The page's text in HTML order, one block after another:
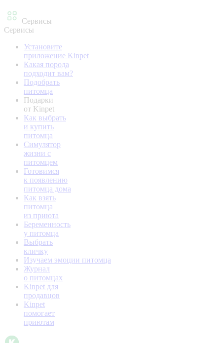
Сервисы
Сервисы
Установите
приложение Kinpet
Какая порода
подходит вам?
Подобрать
питомца
Подарки
от Kinpet
Как выбрать
и купить
питомца
Симулятор
жизни с
питомцем
Готовимся
к появлению
питомца дома
Как взять
питомца
из приюта
Беременность
у питомца
Выбрать
кличку
Изучаем эмоции питомца
Журнал
о питомцах
Kinpet для
продавцов
Kinpet
помогает
приютам